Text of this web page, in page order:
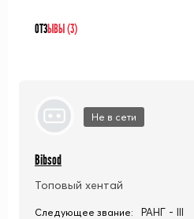
ОТЗЫВЫ (3)
Не в сети
Bibsod
Топовый хентай
Следующее звание: РАНГ - III